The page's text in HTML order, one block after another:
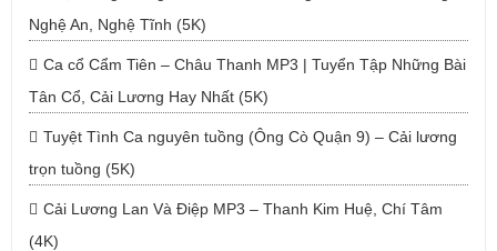
Nghệ An, Nghệ Tĩnh (5K)
Ca cổ Cẩm Tiên – Châu Thanh MP3 | Tuyển Tập Những Bài
Tân Cổ, Cải Lương Hay Nhất (5K)
Tuyệt Tình Ca nguyên tuồng (Ông Cò Quận 9) – Cải lương
trọn tuồng (5K)
Cải Lương Lan Và Điệp MP3 – Thanh Kim Huệ, Chí Tâm
(4K)